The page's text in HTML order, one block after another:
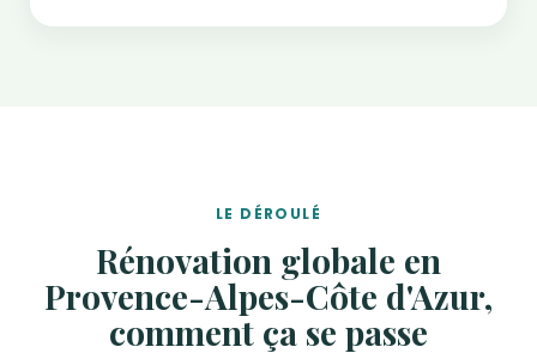
LE DÉROULÉ
Rénovation globale en
Provence-Alpes-Côte d'Azur,
comment ça se passe